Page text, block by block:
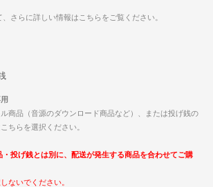
さらに詳しい情報はこちらをご覧ください。
商品（音源のダウンロード商品など）、または投げ銭の
ちらを選択ください。
投げ銭とは別に、配送が発生する商品を合わせてご購
ないでください。